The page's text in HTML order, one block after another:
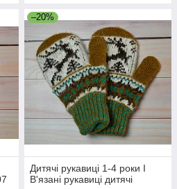
–20%
Дитячі рукавиці 1-4 роки I
В'язані рукавиці дитячі